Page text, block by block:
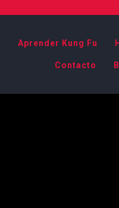
Aprender Kung Fu
Contacto